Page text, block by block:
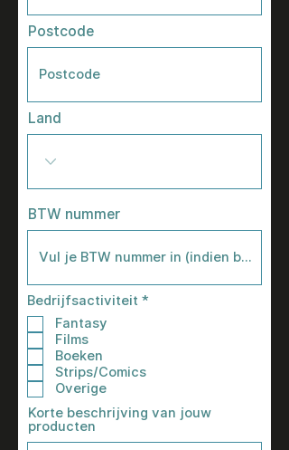
Postcode
Land
BTW nummer
Bedrijfsactiviteit *
Fantasy
Films
Boeken
Strips/Comics
Overige
Korte beschrijving van jouw
producten